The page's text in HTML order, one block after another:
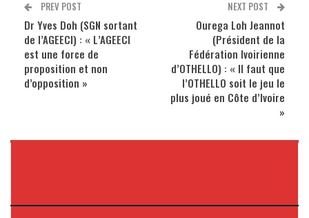
PREV POST
Dr Yves Doh (SGN sortant
de l’AGEECI) : « L’AGEECI
est une force de
proposition et non
d’opposition »
NEXT POST
Ourega Loh Jeannot
(Président de la
Fédération Ivoirienne
d’OTHELLO) : « Il faut que
l’OTHELLO soit le jeu le
plus joué en Côte d’Ivoire
»